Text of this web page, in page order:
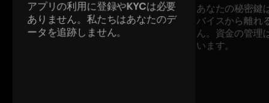
アプリの利用に登録やKYCは必要
ありません。私たちはあなたのデ
ータを追跡しません。
あなたの秘密鍵
バイスから離れ
ん。資金の管理
います。